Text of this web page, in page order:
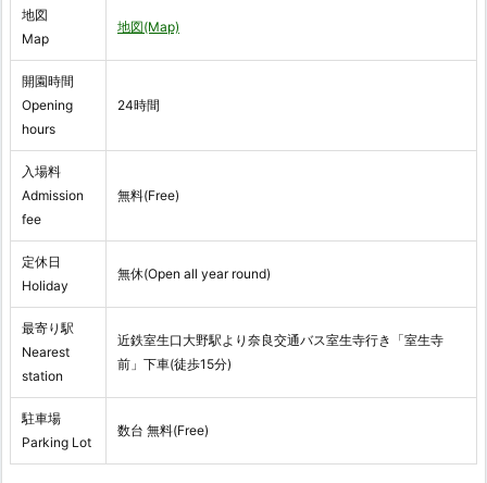
地図
Map
地図(Map)
開園時間
Opening
hours
24時間
入場料
Admission
fee
無料(Free)
定休日
Holiday
無休(Open all year round)
最寄り駅
Nearest
station
近鉄室生口大野駅より奈良交通バス室生寺行き「室生寺
前」下車(徒歩15分)
駐車場
Parking Lot
数台 無料(Free)